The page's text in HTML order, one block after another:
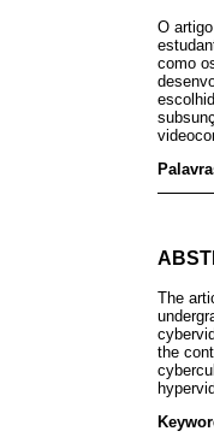
O
como
The
the